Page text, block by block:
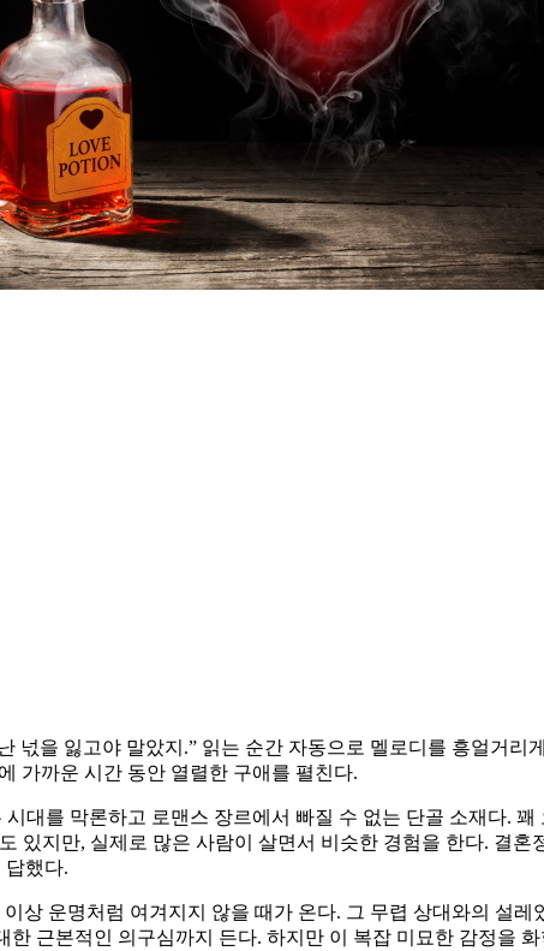
을 잃고야 말았지.” 읽는 순간 자동으로 멜로디를 흥얼거리
가까운 시간 동안 열렬한 구애를 펼친다.
대를 막론하고 로맨스 장르에서 빠질 수 없는 단골 소재다. 꽤
있지만, 실제로 많은 사람이 살면서 비슷한 경험을 한다. 결혼
답했다.
상 운명처럼 여겨지지 않을 때가 온다. 그 무렵 상대와의 설
근본적인 의구심까지 든다. 하지만 이 복잡 미묘한 감정을